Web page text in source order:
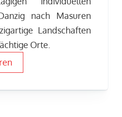
nach Masuren
Landschaften
Orte.